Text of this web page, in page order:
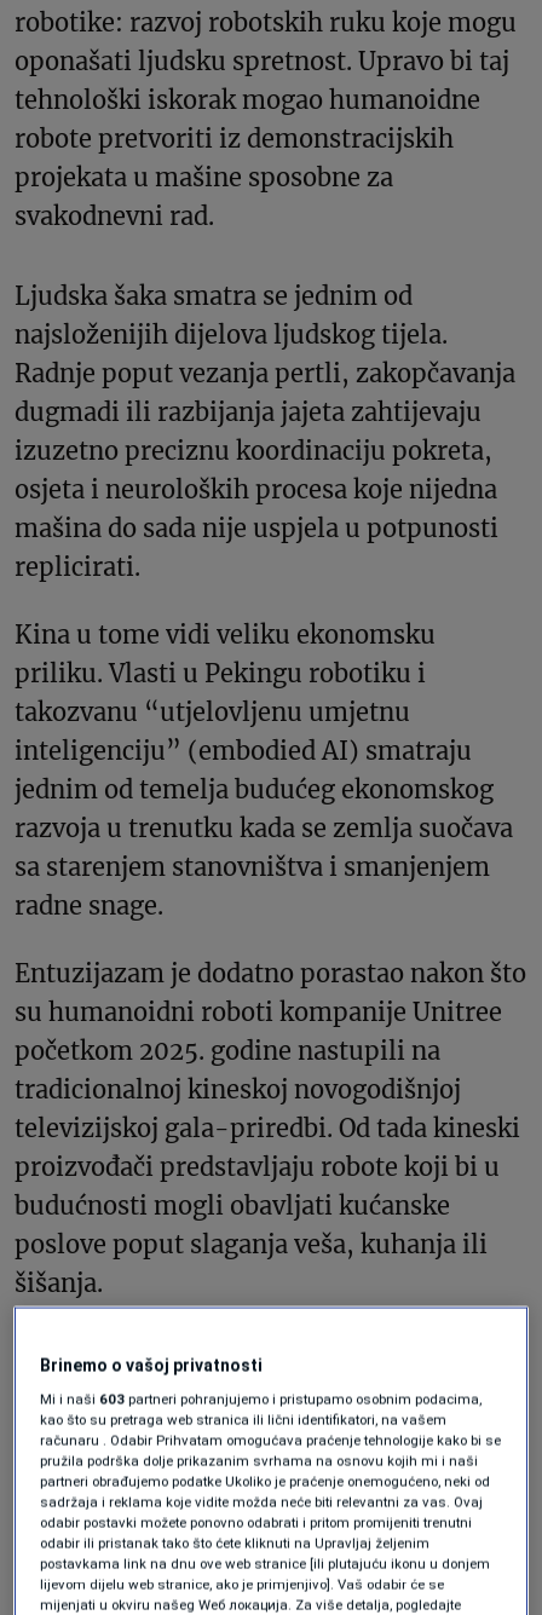
robotike: razvoj robotskih ruku koje mogu
oponašati ljudsku spretnost. Upravo bi taj
tehnološki iskorak mogao humanoidne
robote pretvoriti iz demonstracijskih
projekata u mašine sposobne za
svakodnevni rad.
Ljudska šaka smatra se jednim od
najsloženijih dijelova ljudskog tijela.
Radnje poput vezanja pertli, zakopčavanja
dugmadi ili razbijanja jajeta zahtijevaju
izuzetno preciznu koordinaciju pokreta,
osjeta i neuroloških procesa koje nijedna
mašina do sada nije uspjela u potpunosti
replicirati.
Kina u tome vidi veliku ekonomsku
priliku. Vlasti u Pekingu robotiku i
takozvanu “utjelovljenu umjetnu
inteligenciju” (embodied AI) smatraju
jednim od temelja budućeg ekonomskog
razvoja u trenutku kada se zemlja suočava
sa starenjem stanovništva i smanjenjem
radne snage.
Entuzijazam je dodatno porastao nakon što
su humanoidni roboti kompanije Unitree
početkom 2025. godine nastupili na
tradicionalnoj kineskoj novogodišnjoj
televizijskoj gala-priredbi. Od tada kineski
proizvođači predstavljaju robote koji bi u
budućnosti mogli obavljati kućanske
poslove poput slaganja veša, kuhanja ili
šišanja.
Komunistička partija Kine dodatno je
naglasila važnost ove industrije u svojim
razvojnim planovima. U maju je partijski
časopis Qiushi objavio da roboti zasnovani
na utjelovljenoj umjetnoj inteligenciji
otvaraju nova tržišta vrijedna bilione
juana.
Brinemo o vašoj privatnosti
Mi i naši 603 partneri pohranjujemo i pristupamo osobnim podacima,
kao što su pretraga web stranica ili lični identifikatori, na vašem
računaru . Odabir Prihvatam omogućava praćenje tehnologije kako bi se
pružila podrška dolje prikazanim svrhama na osnovu kojih mi i naši
partneri obrađujemo podatke Ukoliko je praćenje onemogućeno, neki od
sadržaja i reklama koje vidite možda neće biti relevantni za vas. Ovaj
odabir postavki možete ponovno odabrati i pritom promijeniti trenutni
odabir ili pristanak tako što ćete kliknuti na Upravljaj željenim
postavkama link na dnu ove web stranice [ili plutajuću ikonu u donjem
lijevom dijelu web stranice, ako je primjenjivo]. Vaš odabir će se
mijenjati u okviru našeg Wеб локација. Za više detalja, pogledajte